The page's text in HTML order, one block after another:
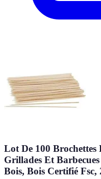
Lot De 100 Brochettes
Grillades Et
Bois, Bois Certifié Fsc,